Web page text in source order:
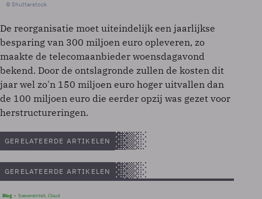
© Shutterstock
De reorganisatie moet uiteindelijk een jaarlijkse
besparing van 300 miljoen euro opleveren, zo
maakte de telecomaanbieder woensdagavond
bekend. Door de ontslagronde zullen de kosten dit
jaar wel zo'n 150 miljoen euro hoger uitvallen dan
de 100 miljoen euro die eerder opzij was gezet voor
herstructureringen.
GERELATEERDE ARTIKELEN
GERELATEERDE ARTIKELEN
Blog Soevereinteit, Cloud